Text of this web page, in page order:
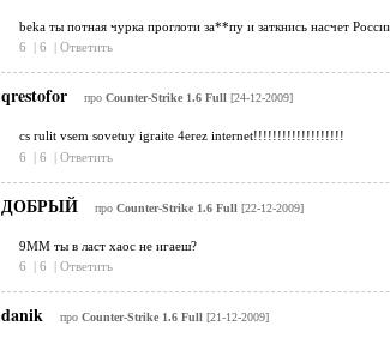
beka ты потная чурка проглоти за**пу и заткнись насчет
6
| 6 | Ответить
qrestofor про Counter-Strike 1.6 Full [24-12-2009]
cs rulit vsem sovetuy igraite 4erez internet!!!!!!!!!!!!!!!!!!!
6
| 6 | Ответить
ДОБРЫЙ про Counter-Strike 1.6 Full [22-12-2009]
9ММ ты в ласт хаос не игаеш?
6
| 6 | Ответить
danik про Counter-Strike 1.6 Full [21-12-2009]